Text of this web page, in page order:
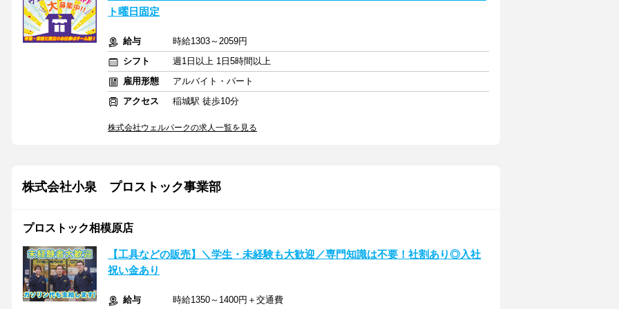
ト曜日固定
給与
時給1303～2059円
シフト
週1日以上 1日5時間以上
雇用形態
アルバイト・パート
アクセス
稲城駅 徒歩10分
株式会社ウェルパークの求人一覧を見る
株式会社小泉 プロストック事業部
プロストック相模原店
【工具などの販売】＼学生・未経験も大歓迎／専門知識は不要！社割あり◎入社
祝い金あり
給与 時給1350～1400円＋交通費